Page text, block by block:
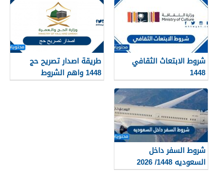
شروط الابتعاث الثقافي
1448
طريقة اصدار تصريح حج
1448 واهم الشروط
المطلوبة بالتفصيل
شروط السفر داخل
السعوديه 1448/ 2026